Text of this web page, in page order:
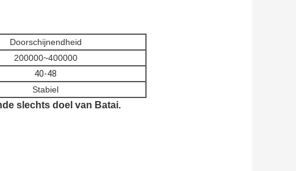
Doorschijnendheid
200000~400000
40-48
Stabiel
slechts doel van Batai.